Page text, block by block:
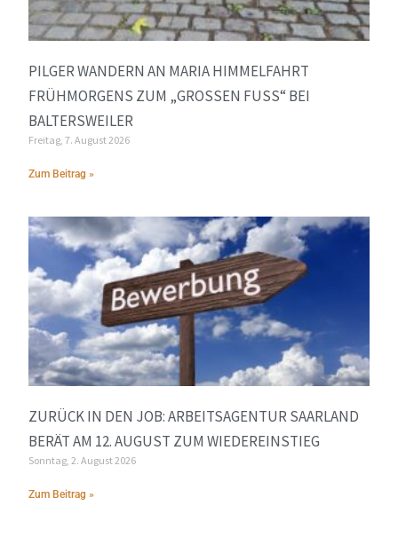
PILGER WANDERN AN MARIA HIMMELFAHRT
FRÜHMORGENS ZUM „GROSSEN FUSS“ BEI BA
LTERSWEILER
Freitag, 7. August 2026
Zum Beitrag »
ZURÜCK IN DEN JOB: ARBEITSAGENTUR SAARLAND
BERÄT AM 12. AUGUST ZUM WIEDEREINSTIEG
Sonntag, 2. August 2026
Zum Beitrag »